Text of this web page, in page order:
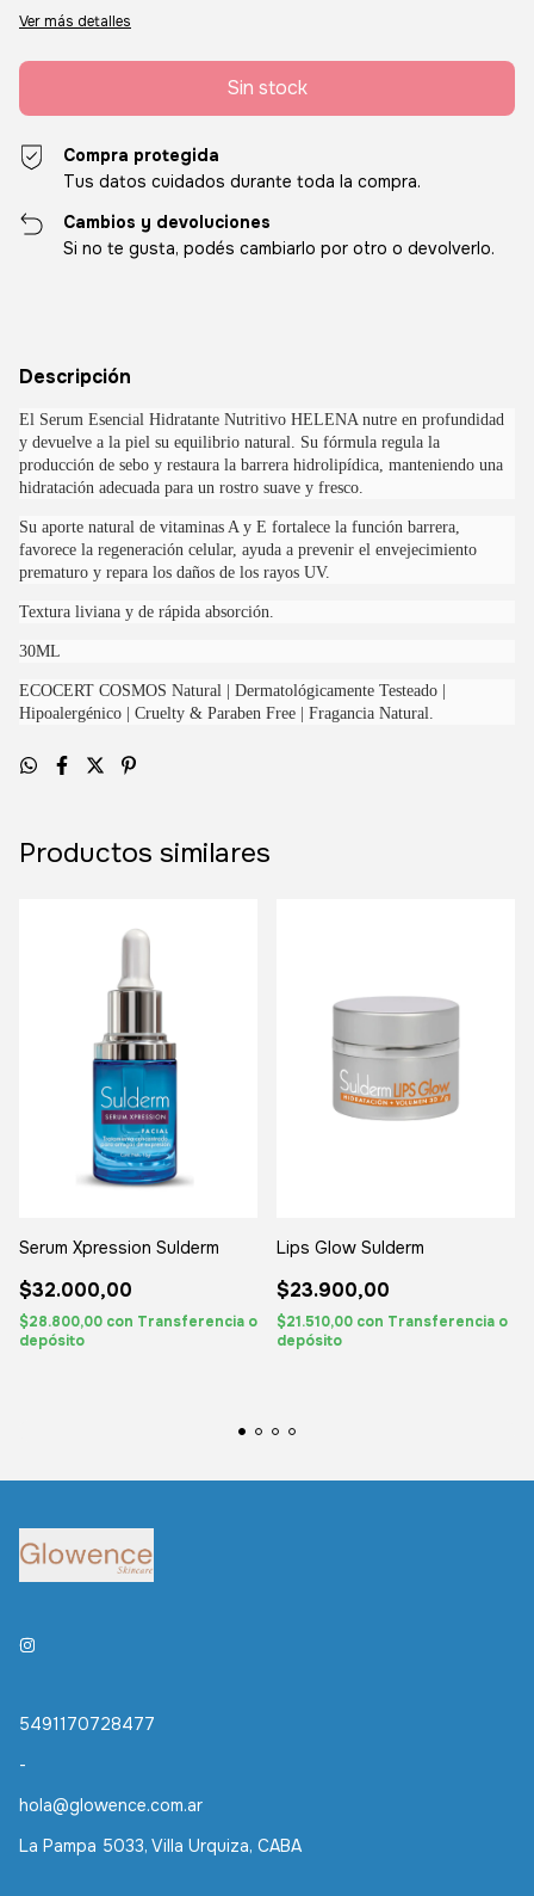
Ver más detalles
Compra protegida
Tus datos cuidados durante toda la compra.
Cambios y devoluciones
Si no te gusta, podés cambiarlo por otro o devolverlo.
Descripción
El Serum Esencial Hidratante Nutritivo HELENA nutre en profundidad
y devuelve a la piel su equilibrio natural. Su fórmula regula la
producción de sebo y restaura la barrera hidrolipídica, manteniendo una
hidratación adecuada para un rostro suave y fresco.
Su aporte natural de vitaminas A y E fortalece la función barrera,
favorece la regeneración celular, ayuda a prevenir el envejecimiento
prematuro y repara los daños de los rayos UV.
Textura liviana y de rápida absorción.
30ML
ECOCERT COSMOS Natural | Dermatológicamente Testeado |
Hipoalergénico | Cruelty & Paraben Free | Fragancia Natural.
Productos similares
Serum Xpression Sulderm
$32.000,00
$28.800,00 con Transferencia o
depósito
Lips Glow Sulderm
$23.900,00
$21.510,00 con Transferencia o
depósito
5491170728477
-
hola@glowence.com.ar
La Pampa 5033, Villa Urquiza, CABA